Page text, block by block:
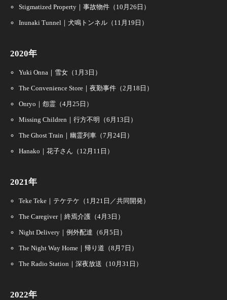
Stigmatized Property｜事故物件（10月26日）
Inunaki Tunnel｜犬鳴トンネル（11月19日）
2020年
Yuki Onna｜雪女（1月3日）
The Convenience Store｜夜勤事件（2月18日）
Onryo｜怨霊（4月25日）
Missing Children｜行方不明（6月13日）
The Ghost Train｜幽霊列車（7月24日）
Hanako｜花子さん（12月11日）
2021年
Teke Teke｜テケテケ（1月21日／共同開発）
The Caregiver｜終焉介護（4月3日）
Night Delivery｜例外配達（6月5日）
The Night Way Home｜帰り道（8月7日）
The Radio Station｜深夜放送（10月31日）
2022年